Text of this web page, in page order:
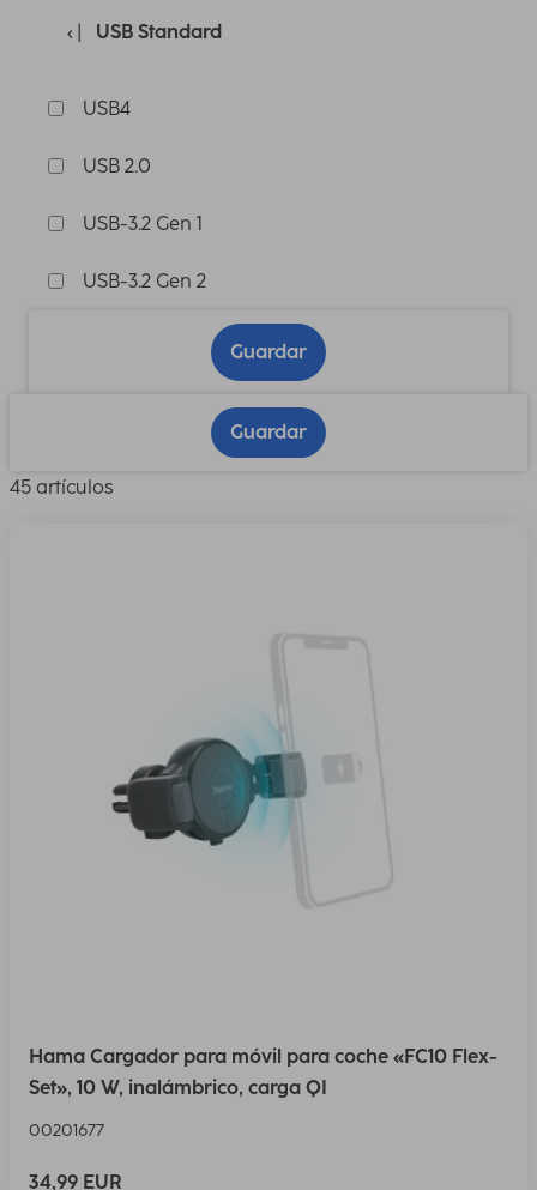
USB Standard
USB4
USB 2.0
USB-3.2 Gen 1
USB-3.2 Gen 2
Guardar
Guardar
45 artículos
Hama Cargador para móvil para coche «FC10 Flex-
Set», 10 W, inalámbrico, carga QI
00201677
34,99 EUR